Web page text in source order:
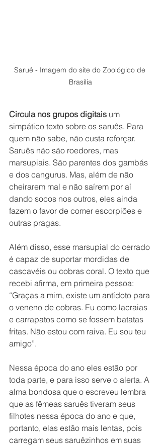
Saruê - Imagem do site do Zoológico de
Brasília
Circula nos grupos digitais um
simpático texto sobre os saruês. Para
quem não sabe, não custa reforçar.
Saruês não são roedores, mas
marsupiais. São parentes dos gambás
e dos cangurus. Mas, além de não
cheirarem mal e não saírem por aí
dando socos nos outros, eles ainda
fazem o favor de comer escorpiões e
outras pragas.
Além disso, esse marsupial do cerrado
é capaz de suportar mordidas de
cascavéis ou cobras coral. O texto que
recebi afirma, em primeira pessoa:
“Graças a mim, existe um antídoto para
o veneno de cobras. Eu como lacraias
e carrapatos como se fossem batatas
fritas. Não estou com raiva. Eu sou teu
amigo”.
Nessa época do ano eles estão por
toda parte, e para isso serve o alerta. A
alma bondosa que o escreveu lembra
que as fêmeas saruês tiveram seus
filhotes nessa época do ano e que,
portanto, elas estão mais lentas, pois
carregam seus saruêzinhos em suas